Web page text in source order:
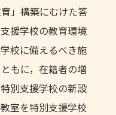
」構築にむけた答
援学校の教育環境
校に備えるべき施
もに，在籍者の増
別支援学校の新設
室を特別支援学校